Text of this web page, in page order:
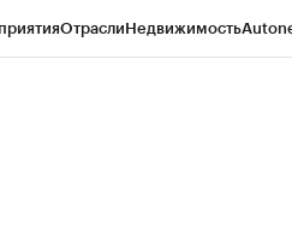
ОтраслиНедвижимость